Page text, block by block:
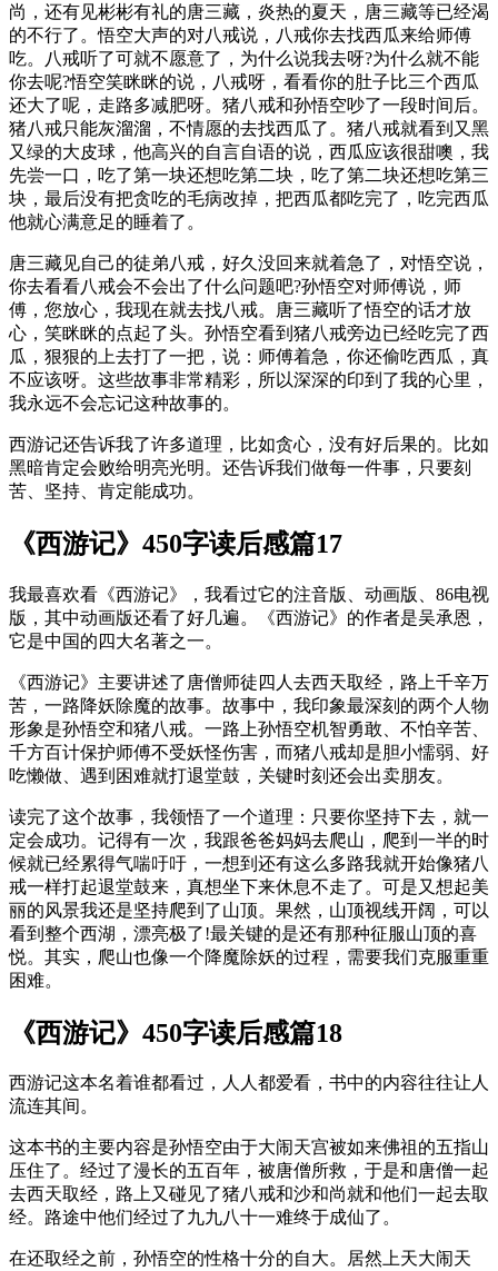
尚，还有见彬彬有礼的唐三藏，炎热的夏天，唐三藏等已经渴
的不行了。悟空大声的对八戒说，八戒你去找西瓜来给师傅
吃。八戒听了可就不愿意了，为什么说我去呀?为什么就不能
你去呢?悟空笑眯眯的说，八戒呀，看看你的肚子比三个西瓜
还大了呢，走路多减肥呀。猪八戒和孙悟空吵了一段时间后。
猪八戒只能灰溜溜，不情愿的去找西瓜了。猪八戒就看到又黑
又绿的大皮球，他高兴的自言自语的说，西瓜应该很甜噢，我
先尝一口，吃了第一块还想吃第二块，吃了第二块还想吃第三
块，最后没有把贪吃的毛病改掉，把西瓜都吃完了，吃完西瓜
他就心满意足的睡着了。
唐三藏见自己的徒弟八戒，好久没回来就着急了，对悟空说，
你去看看八戒会不会出了什么问题吧?孙悟空对师傅说，师
傅，您放心，我现在就去找八戒。唐三藏听了悟空的话才放
心，笑眯眯的点起了头。孙悟空看到猪八戒旁边已经吃完了西
瓜，狠狠的上去打了一把，说：师傅着急，你还偷吃西瓜，真
不应该呀。这些故事非常精彩，所以深深的印到了我的心里，
我永远不会忘记这种故事的。
西游记还告诉我了许多道理，比如贪心，没有好后果的。比如
黑暗肯定会败给明亮光明。还告诉我们做每一件事，只要刻
苦、坚持、肯定能成功。
《西游记》450字读后感篇17
我最喜欢看《西游记》，我看过它的注音版、动画版、86电视
版，其中动画版还看了好几遍。《西游记》的作者是吴承恩，
它是中国的四大名著之一。
《西游记》主要讲述了唐僧师徒四人去西天取经，路上千辛万
苦，一路降妖除魔的故事。故事中，我印象最深刻的两个人物
形象是孙悟空和猪八戒。一路上孙悟空机智勇敢、不怕辛苦、
千方百计保护师傅不受妖怪伤害，而猪八戒却是胆小懦弱、好
吃懒做、遇到困难就打退堂鼓，关键时刻还会出卖朋友。
读完了这个故事，我领悟了一个道理：只要你坚持下去，就一
定会成功。记得有一次，我跟爸爸妈妈去爬山，爬到一半的时
候就已经累得气喘吁吁，一想到还有这么多路我就开始像猪八
戒一样打起退堂鼓来，真想坐下来休息不走了。可是又想起美
丽的风景我还是坚持爬到了山顶。果然，山顶视线开阔，可以
看到整个西湖，漂亮极了!最关键的是还有那种征服山顶的喜
悦。其实，爬山也像一个降魔除妖的过程，需要我们克服重重
困难。
《西游记》450字读后感篇18
西游记这本名着谁都看过，人人都爱看，书中的内容往往让人
流连其间。
这本书的主要内容是孙悟空由于大闹天宫被如来佛祖的五指山
压住了。经过了漫长的五百年，被唐僧所救，于是和唐僧一起
去西天取经，路上又碰见了猪八戒和沙和尚就和他们一起去取
经。路途中他们经过了九九八十一难终于成仙了。
在还取经之前，孙悟空的性格十分的自大。居然上天大闹天